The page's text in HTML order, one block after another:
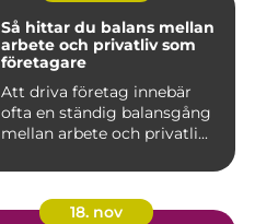
Så hittar du balans mellan
arbete och privatliv som
företagare
Att driva företag innebär
ofta en ständig balansgång
mellan arbete och privatli...
18. nov